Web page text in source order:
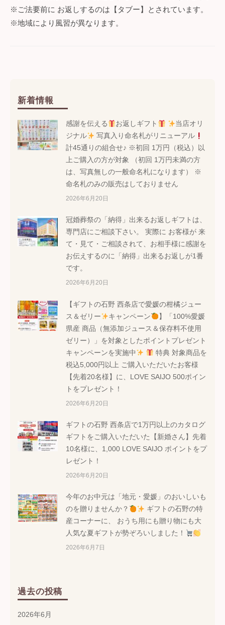
シ
ョ
※ご法要前に お返しするのは【タブー】とされています。
※地域により風習が異なります。
新着情報
感謝を伝える お返しギフト
当店オリ
ジナル
写真入り命名札がリニューアル
計45通りの組合せ♪ ※初回 1万円（税込）以
上ご購入の方が対象 （初回 1万円未満の方
は、写真無しの一般命名札になります） ※
命名札のみの販売はしておりません
2026年6月20日
冠婚葬祭の「納得」出来るお返しギフトは、
専門店にご相談下さい。 実際に お客様が 来
て・見て・ご相談されて、お相手様に感謝を
お伝えするのに「納得」出来るお返しが1番
です。
2026年6月20日
【ギフトの石野 西条店で愛媛の柑橘ジュー
ス＆ゼリー
キャンペーン
】「100%愛媛
県産 商品（無添加ジュース＆保存料不使用
ゼリー）」を対象としたポイントプレゼント
キャンペーンを実施中
特典 対象商品を
税込5,000円以上 ご購入いただいたお客様
【先着20名様】に、LOVE SAIJO 500ポイン
トをプレゼント！
2026年6月20日
ギフトの石野 西条店で1万円以上のカタログ
ギフトをご購入いただいた【新婚さん】先着
10名様に、1,000 LOVE SAIJO ポイントをプ
レゼント！
2026年6月20日
今年のお中元は「地元・愛媛」のおいしいも
のを贈りませんか？
ギフトの石野の特
産コーナーに、 おうち用にも贈り物にも大
人気な夏ギフトが勢ぞろいしました！
2026年6月7日
過去の投稿
2026年6月